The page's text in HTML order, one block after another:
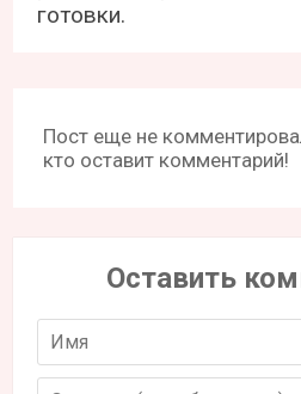
готовки.
Пост еще не
кто оставит комментарий!
Оставить